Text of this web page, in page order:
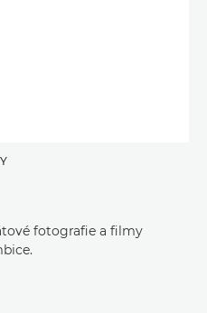
fotografie a filmy